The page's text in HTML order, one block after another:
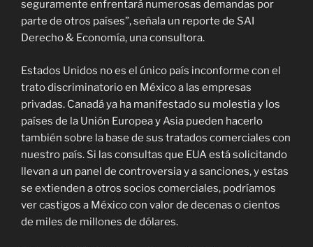
seguramente enfrentará numerosas demandas por
parte de otros países”, señala un reporte de SAI
Derecho & Economía, una consultora.
Estados Unidos no es el único país inconforme con el
trato discriminatorio en México a las empresas
privadas. Canadá ya ha manifestado su molestia y los
países de la Unión Europea y Asia pueden hacerlo
también sobre la base de sus tratados comerciales con
nuestro país. Si las consultas que EUA está solicitando
llevan a un panel de controversia y a sanciones, y estas
se extienden a otros socios comerciales, podríamos
ver castigos a México con valor de decenas o cientos
de miles de millones de dólares.